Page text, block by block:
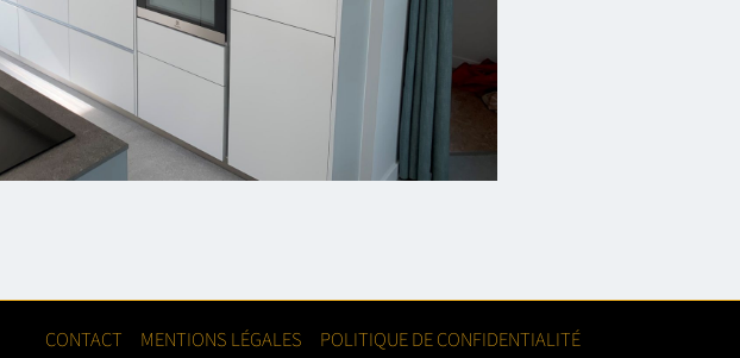
CONTACT MENTIONS LÉGALES POLITIQUE DE CONFIDENTIALITÉ